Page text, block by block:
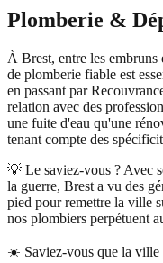
Plomberie &
À Brest, entre les embruns
de plomberie fiable est
en passant par
relation avec des
une fuite d'eau qu'une
tenant compte des
💡 Le saviez-vous ? Avec
la guerre, Brest a vu des
pied pour remettre la ville
nos plombiers perpétuent
☀️ Saviez-vous que la ville